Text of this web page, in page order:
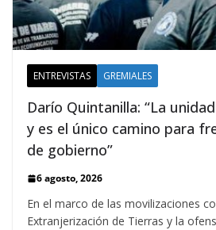
ENTREVISTAS GREMIALES
Darío Quintanilla: “La
y es el único camino para
de gobierno”
6 agosto, 2026
En el marco de las movilizaciones
Extranjerización de Tierras y la